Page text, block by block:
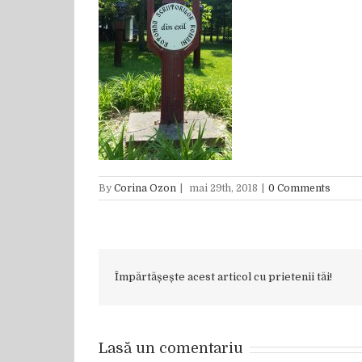
By Corina Ozon mai 29th, 2018 0 Comments
Împărtășește acest articol cu prietenii tăi!
Lasă un comentariu